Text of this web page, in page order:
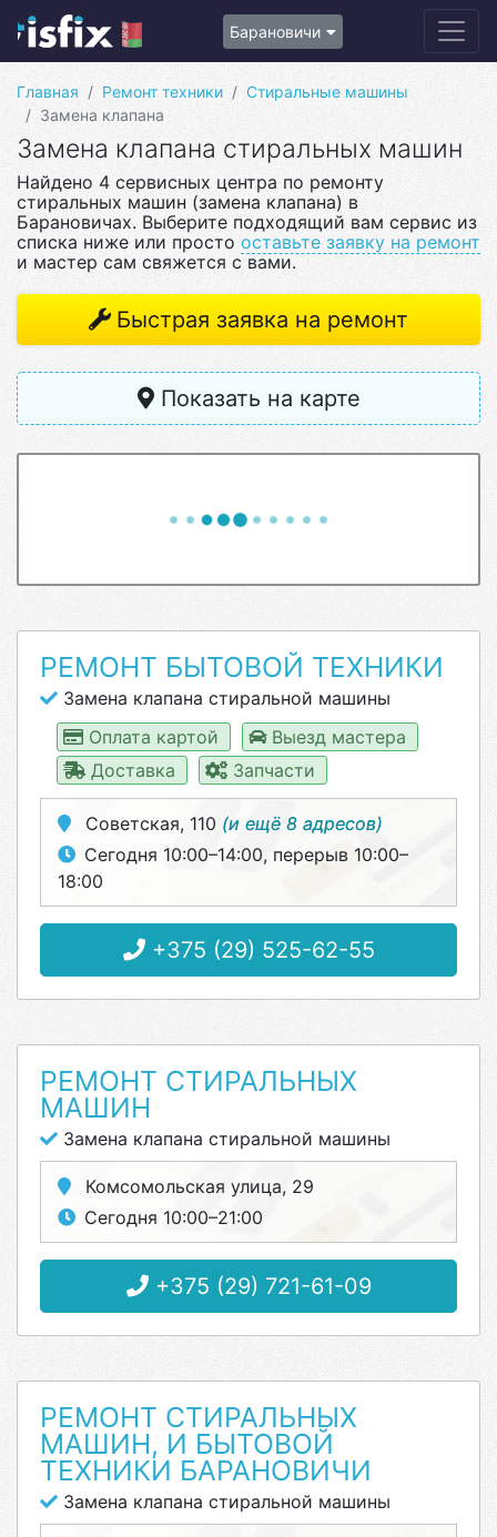
Барановичи
Главная Ремонт техники
Стиральные машины
Замена клапана
Замена клапана стиральных машин
Найдено 4 сервисных центра по ремонту
стиральных машин (замена клапана) в
Барановичах. Выберите подходящий вам сервис из
списка ниже или просто оставьте заявку на ремонт
и мастер сам свяжется с вами.
Быстрая заявка на ремонт
Показать на карте
РЕМОНТ БЫТОВОЙ ТЕХНИКИ
Замена клапана стиральной машины
Оплата картой
Выезд мастера
Доставка
Запчасти
Советская, 110 (и ещё 8 адресов)
Сегодня 10:00–14:00, перерыв 10:00–
18:00
+375 (29) 525-62-55
РЕМОНТ СТИРАЛЬНЫХ
МАШИН
Замена клапана стиральной машины
Комсомольская улица, 29
Сегодня 10:00–21:00
+375 (29) 721-61-09
РЕМОНТ СТИРАЛЬНЫХ
МАШИН, И БЫТОВОЙ
ТЕХНИКИ БАРАНОВИЧИ
Замена клапана стиральной машины